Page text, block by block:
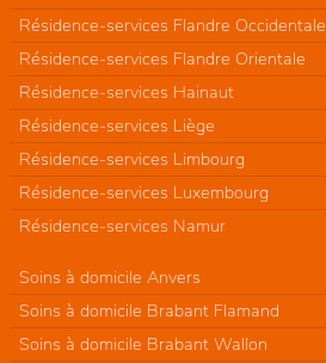
Résidence-services Flandre Occidentale
Résidence-services Flandre Orientale
Résidence-services Hainaut
Résidence-services Liège
Résidence-services Limbourg
Résidence-services Luxembourg
Résidence-services Namur
Soins à domicile Anvers
Soins à domicile Brabant Flamand
Soins à domicile Brabant Wallon